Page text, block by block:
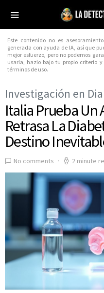
Este contenido no es
generada con ayuda de IA, así que
mejor esfuerzo, pero no podemos
usarla, hazlo bajo tu propio criterio
términos de uso.
Investigación en
Italia Prueba Un
Retrasa La
Destino
No comments 2 minute